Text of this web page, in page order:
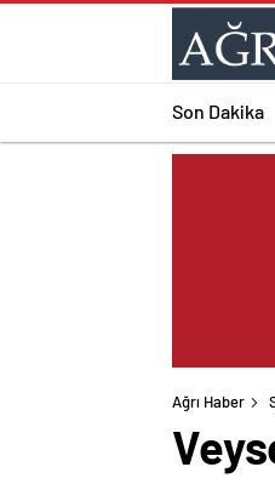
Son Dakika
Ağrı Haber